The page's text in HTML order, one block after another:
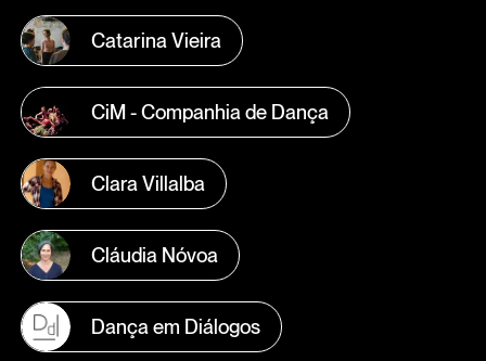
Catarina Vieira
CiM - Companhia de Dança
Clara Villalba
Cláudia Nóvoa
Dança em Diálogos